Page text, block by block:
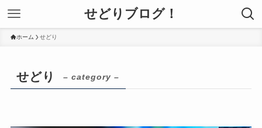
せどりブログ！
ホーム せどり
せどり – category –